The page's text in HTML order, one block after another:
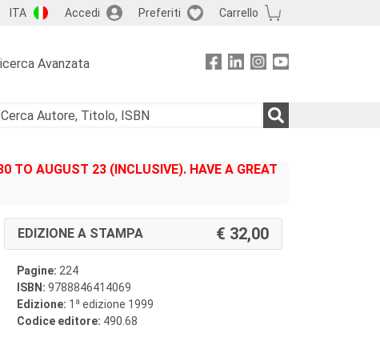
ITA Accedi Preferiti Carrello
Avanzata
TO AUGUST 23 (INCLUSIVE). HAVE A GREAT
EDIZIONE A STAMPA 32,00
Pagine: 224
ISBN: 9788846414069
Edizione: 1 a edizione 1999
Codice editore: 490.68